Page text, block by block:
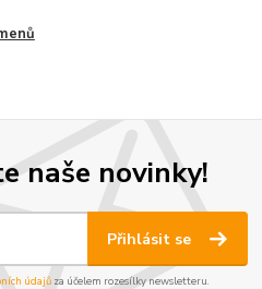
naše novinky!
Přihlásit se
údajůza účelem rozesílky newsletteru.